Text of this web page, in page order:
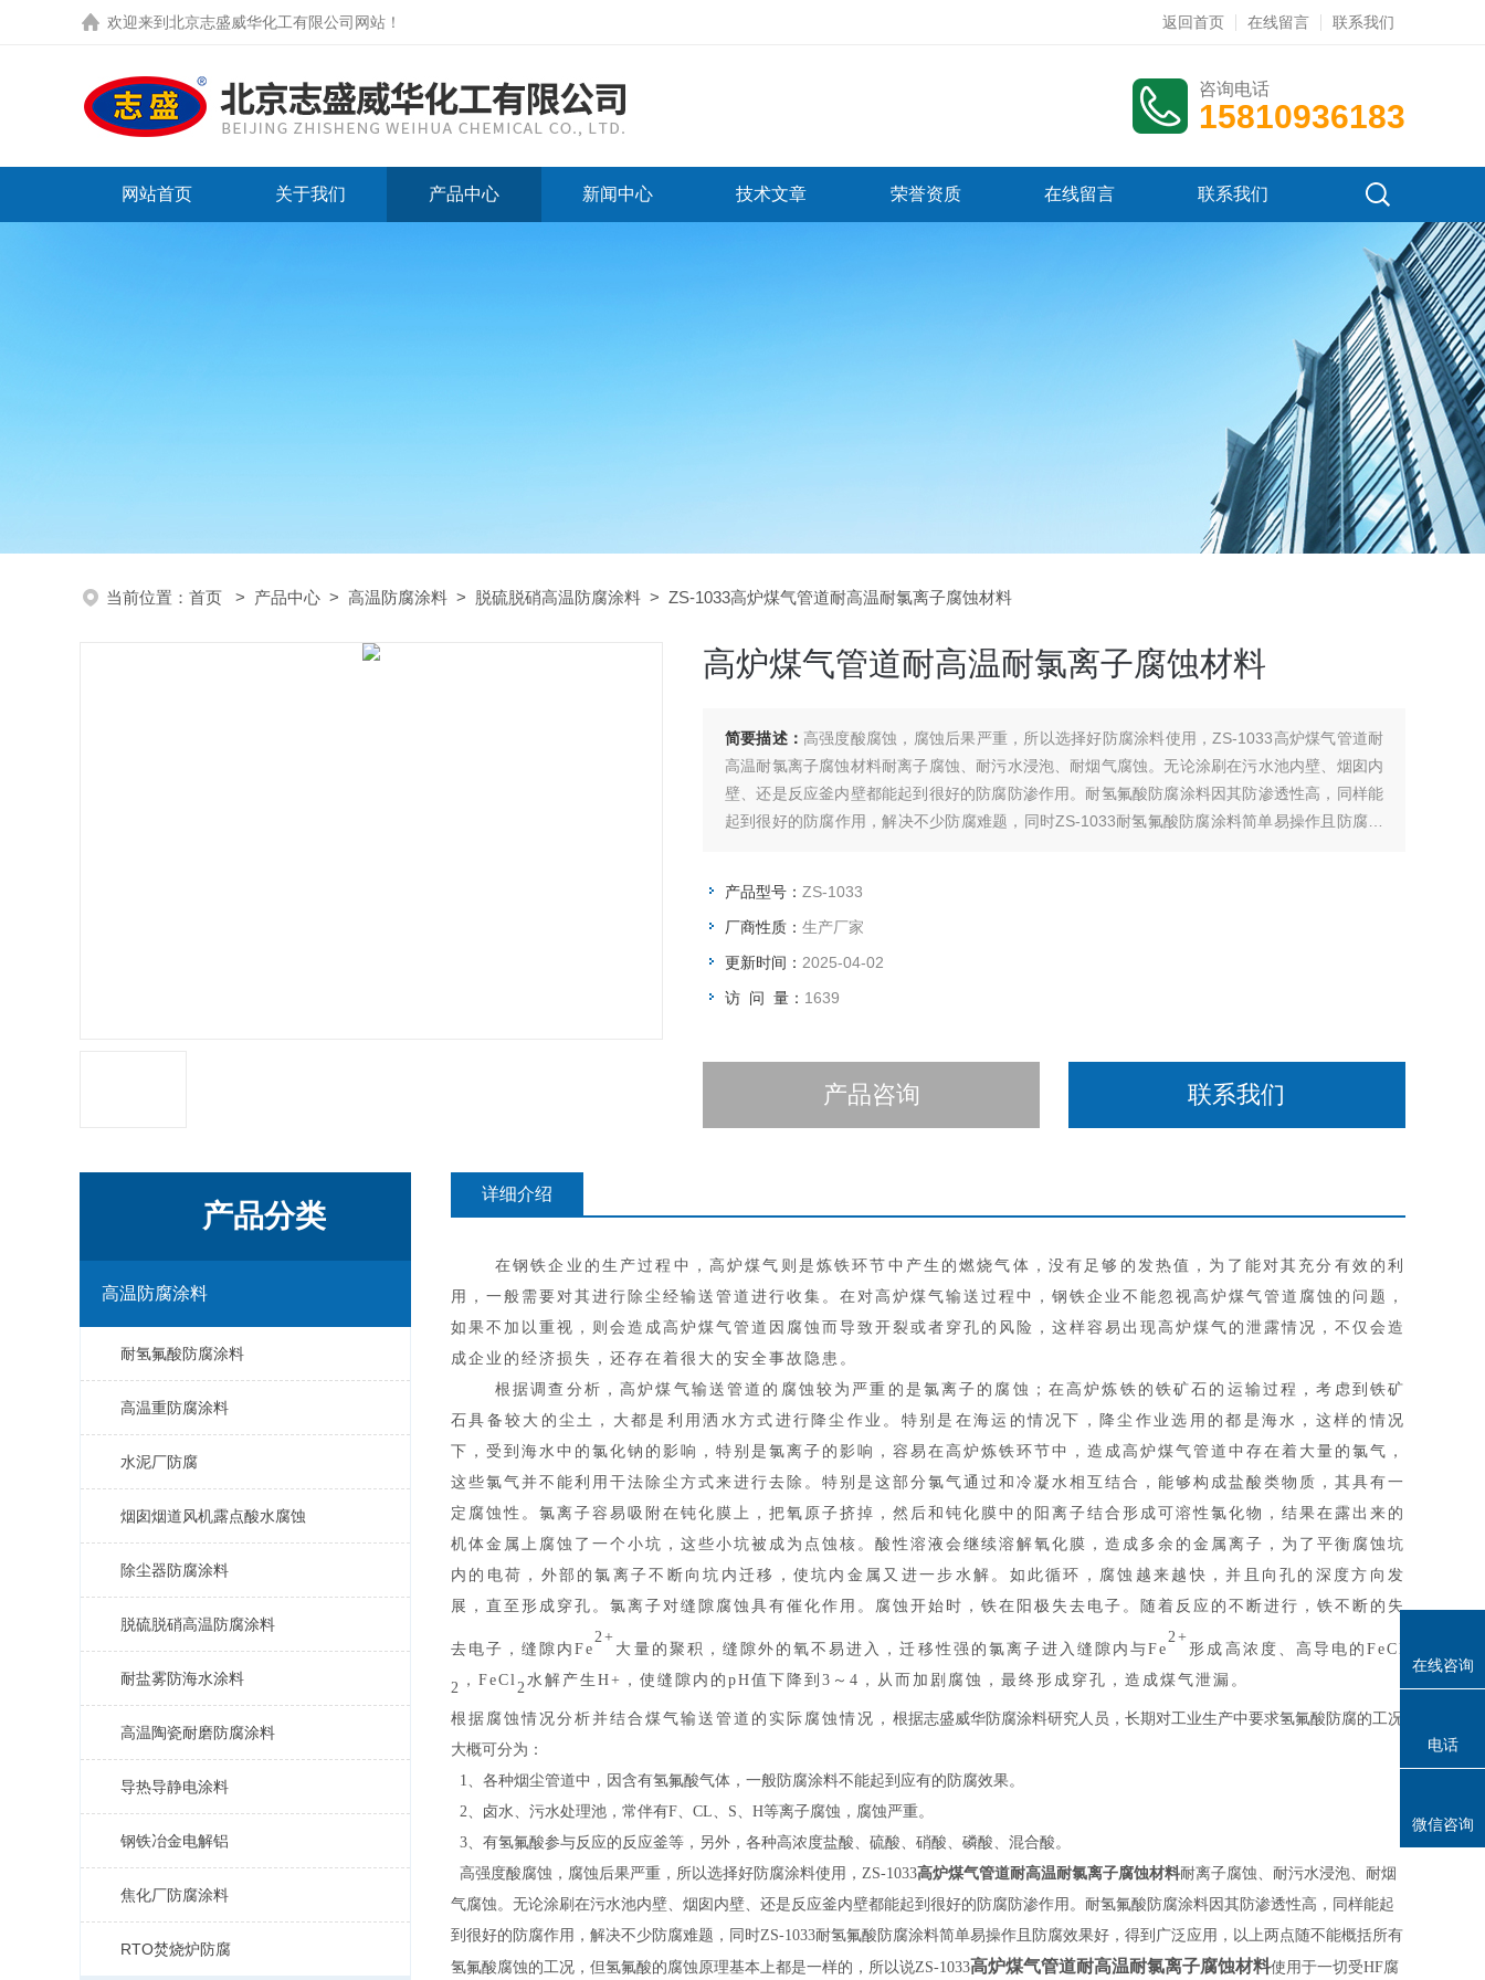
欢迎来到 北京志盛威华化工有限公司网站 ！ 返回首页 在线留言 联系我们
咨询电话
15810936183
网站首页 关于我们 产品中心 新闻中心 技术文章 荣誉资质 在线留言 联系我们
当前位置： 首页 > 产品中心 > 高温防腐涂料 > 脱硫脱硝高温防腐涂料 > ZS-1033高炉煤气管道耐高温耐氯离子腐蚀材料
高炉煤气管道耐高温耐氯离子腐蚀材料
简要描述： 高强度酸腐蚀，腐蚀后果严重，所以选择好防腐涂料使用，ZS-1033高炉煤气管道耐
高温耐氯离子腐蚀材料耐离子腐蚀、耐污水浸泡、耐烟气腐蚀。无论涂刷在污水池内壁、烟囱内
壁、还是反应釜内壁都能起到很好的防腐防渗作用。耐氢氟酸防腐涂料因其防渗透性高，同样能
起到很好的防腐作用，解决不少防腐难题，同时ZS-1033耐氢氟酸防腐涂料简单易操作且防腐效
产品型号： ZS-1033
厂商性质： 生产厂家
更新时间： 2025-04-02
访 问 量： 1639
产品咨询 联系我们
产品分类
高温防腐涂料
耐氢氟酸防腐涂料
高温重防腐涂料
水泥厂防腐
烟囱烟道风机露点酸水腐蚀
除尘器防腐涂料
脱硫脱硝高温防腐涂料
耐盐雾防海水涂料
高温陶瓷耐磨防腐涂料
导热导静电涂料
钢铁冶金电解铝
焦化厂防腐涂料
RTO焚烧炉防腐
详细介绍
在钢铁企业的生产过程中，高炉煤气则是炼铁环节中产生的燃烧气体，没有足够的发热值，为了能对其充分有效的利
用，一般需要对其进行除尘经输送管道进行收集。在对高炉煤气输送过程中，钢铁企业不能忽视高炉煤气管道腐蚀的问题，
如果不加以重视，则会造成高炉煤气管道因腐蚀而导致开裂或者穿孔的风险，这样容易出现高炉煤气的泄露情况，不仅会造
成企业的经济损失，还存在着很大的安全事故隐患。
根据调查分析，高炉煤气输送管道的腐蚀较为严重的是氯离子的腐蚀；在高炉炼铁的铁矿石的运输过程，考虑到铁矿
石具备较大的尘土，大都是利用洒水方式进行降尘作业。特别是在海运的情况下，降尘作业选用的都是海水，这样的情况
下，受到海水中的氯化钠的影响，特别是氯离子的影响，容易在高炉炼铁环节中，造成高炉煤气管道中存在着大量的氯气，
这些氯气并不能利用干法除尘方式来进行去除。特别是这部分氯气通过和冷凝水相互结合，能够构成盐酸类物质，其具有一
定腐蚀性。氯离子容易吸附在钝化膜上，把氧原子挤掉，然后和钝化膜中的阳离子结合形成可溶性氯化物，结果在露出来的
机体金属上腐蚀了一个小坑，这些小坑被成为点蚀核。酸性溶液会继续溶解氧化膜，造成多余的金属离子，为了平衡腐蚀坑
内的电荷，外部的氯离子不断向坑内迁移，使坑内金属又进一步水解。如此循环，腐蚀越来越快，并且向孔的深度方向发
展，直至形成穿孔。氯离子对缝隙腐蚀具有催化作用。腐蚀开始时，铁在阳极失去电子。随着反应的不断进行，铁不断的失
去电子，缝隙内Fe
2+
大量的聚积，缝隙外的氧不易进入，迁移性强的氯离子进入缝隙内与Fe
2+
形成高浓度、高导电的FeCl
2 ， FeCl 2 水解产生 H+，使缝隙内的pH值下降到3～4，从而加剧腐蚀，最终形成穿孔，造成煤气泄漏。
根据腐蚀情况分析并结合煤气输送管道的实际腐蚀情况 ， 根据志盛威华防腐涂料研究人员，长期对工业生产中要求氢氟酸防腐的工况
大概可分为：
1、各种烟尘管道中，因含有氢氟酸气体，一般防腐涂料不能起到应有的防腐效果。
2、卤水、污水处理池，常伴有F、CL、S、H等离子腐蚀，腐蚀严重。
3、有氢氟酸参与反应的反应釜等，另外，各种高浓度盐酸、硫酸、硝酸、磷酸、混合酸。
高强度酸腐蚀，腐蚀后果严重，所以选择好防腐涂料使用， ZS-1033高炉煤气管道耐高温耐氯离子腐蚀材料耐离子腐蚀、耐污水浸泡、耐烟
气腐蚀。无论涂刷在污水池内壁、烟囱内壁、还是反应釜内壁都能起到很好的防腐防渗作用。耐氢氟酸防腐涂料因其防渗透性高，同样能起
到很好的防腐作用，解决不少防腐难题，同时ZS-1033耐氢氟酸防腐涂料简单易操作且防腐效果好，得到广泛应用，以上两点随不能概括所有
氢氟酸腐蚀的工况，但氢氟酸的腐蚀原理基本上都是一样的，所以说ZS-1033高炉煤气管道耐高温耐氯离子腐蚀材料使用于一切受HF腐
在线咨询
电话
微信咨询